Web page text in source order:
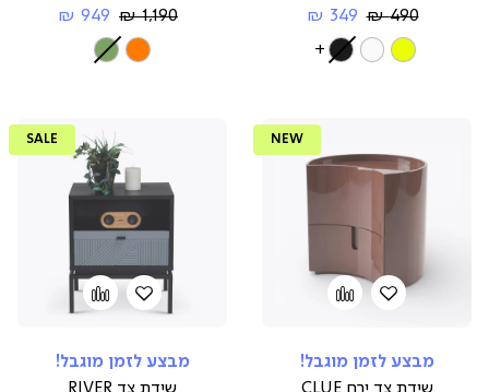
החל349 ₪
Regular
Price
490 ₪
צבע
More
Colors
החל949 ₪
Regular
Price
1,190 ₪
צבע
הוספהAdd
NEW
מבצע לזמן מוגבל!
שידת צד ירח CLUE
הוספה
למועדפים
Add
to
SALE
מבצע לזמן מוגבל!
שידת צד RIVER